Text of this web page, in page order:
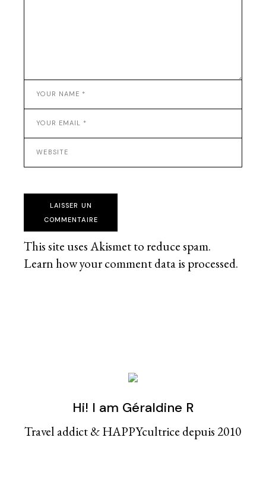
LAISSER UN
COMMENTAIRE
This site uses Akismet to reduce spam.
Learn how your comment data is processed.
Hi! I am Géraldine R
Travel addict & HAPPYcultrice depuis 2010